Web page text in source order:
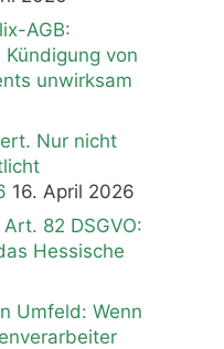
AGB:
von
unwirksam
Nur nicht
16. April 2026
82 DSGVO:
Hessische
Umfeld: Wenn